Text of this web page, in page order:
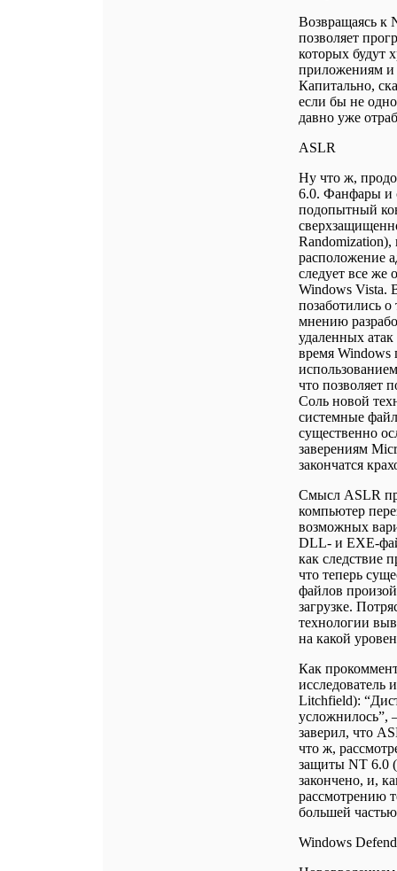
Возвращаясь к
позволяет
которых будут
приложениям и
Капитально,
если бы не
давно уже
ASLR
Ну что ж,
6.0. Фанфары и
подопытный
расположение
следует все же
Windows Vista.
позаботились
мнению
удаленных
время Windows
что позволяет
Соль новой
системные
существенно
заверениям
закончатся
Смысл ASLR
компьютер
возможных
DLL- и EXE-
как следствие
что теперь
файлов
загрузке.
технологии
на какой
Как
исследователь
Litchfield):
усложнилось”,
заверил, что
что ж,
защиты NT 6.0
закончено, и,
рассмотрению
большей
Windows